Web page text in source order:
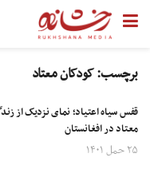
برچسب:کودکان معتاد
قفس سیاه اعتیاد؛ نمای نزدیک از
معتاد در افغانستان
۲۵ حمل ۱۴۰۱